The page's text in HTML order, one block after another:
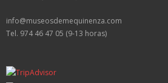
info@museosdemequinenza.com
Tel. 974 46 47 05 (9-13 horas)